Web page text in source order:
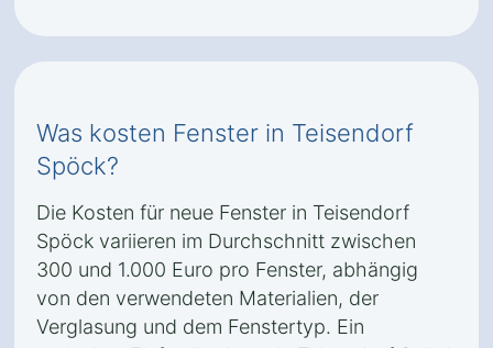
Was kosten Fenster in Teisendorf
Spöck?
Die Kosten für neue Fenster in Teisendorf
Spöck variieren im Durchschnitt zwischen
300 und 1.000 Euro pro Fenster, abhängig
von den verwendeten Materialien, der
Verglasung und dem Fenstertyp. Ein